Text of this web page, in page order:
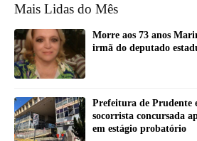
Mais Lidas do Mês
Morre aos 73 anos
irmã do deputado
Prefeitura de Prudente
socorrista concursada
em estágio probatório